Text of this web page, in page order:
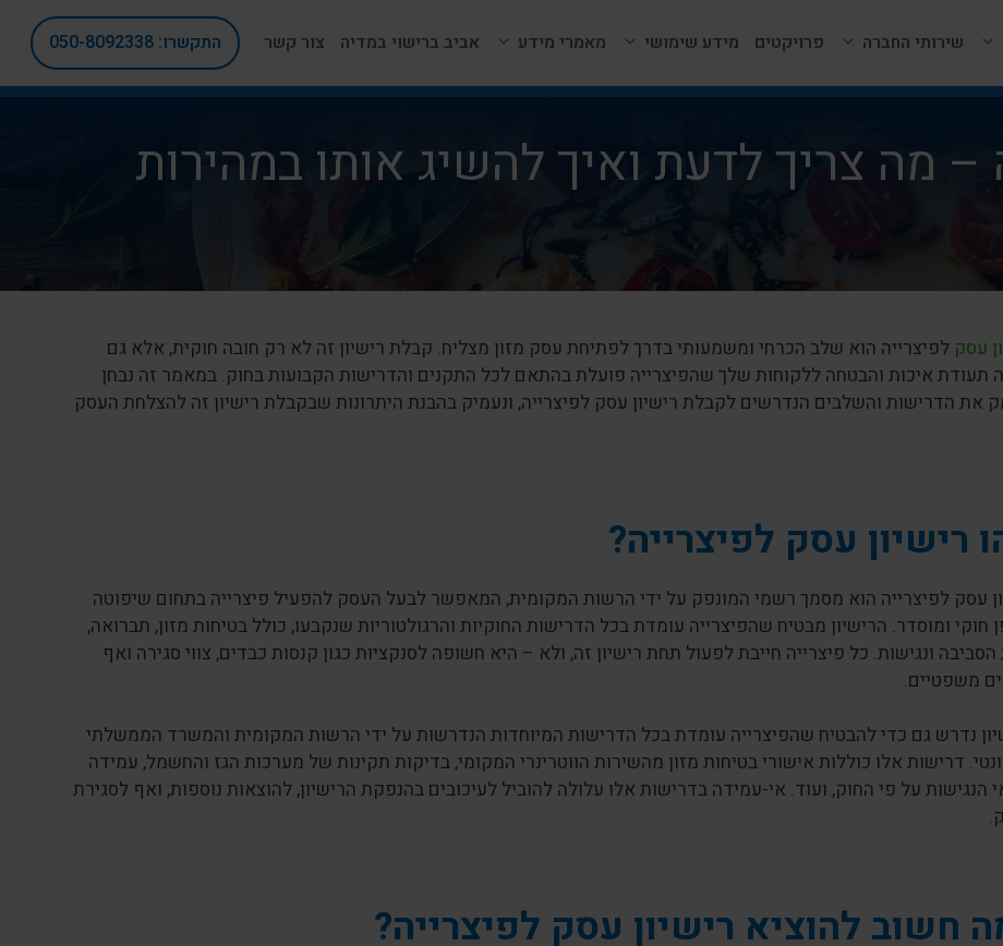
שירותי החברה פרויקטים מידע שימושי מאמרי מידע אביב ברישוי במדיה צור קשר התקשרו: 050-8092338
– מה צריך לדעת ואיך להשיג אותו במהירות
עסק לפיצרייה הוא שלב הכרחי ומשמעותי בדרך לפתיחת עסק מזון מצליח. קבלת רישיון זה לא רק חובה חוקית, אלא גם
תעודת איכות והבטחה ללקוחות שלך שהפיצרייה פועלת בהתאם לכל התקנים והדרישות הקבועות בחוק. במאמר זה נבחן
את הדרישות והשלבים הנדרשים לקבלת רישיון עסק לפיצרייה, ונעמיק בהבנת היתרונות שבקבלת רישיון זה להצלחת העסק
רישיון עסק לפיצרייה?
עסק לפיצרייה הוא מסמך רשמי המונפק על ידי הרשות המקומית, המאפשר לבעל העסק להפעיל פיצרייה בתחום שיפוטה
חוקי ומוסדר. הרישיון מבטיח שהפיצרייה עומדת בכל הדרישות החוקיות והרגולטוריות שנקבעו, כולל בטיחות מזון, תברואה,
הסביבה ונגישות. כל פיצרייה חייבת לפעול תחת רישיון זה, ולא – היא חשופה לסנקציות כגון קנסות כבדים, צווי סגירה ואף
משפטיים.
נדרש גם כדי להבטיח שהפיצרייה עומדת בכל הדרישות המיוחדות הנדרשות על ידי הרשות המקומית והמשרד הממשלתי
דרישות אלו כוללות אישורי בטיחות מזון מהשירות הווטרינרי המקומי, בדיקות תקינות של מערכות הגז והחשמל, עמידה
הנגישות על פי החוק, ועוד. אי-עמידה בדרישות אלו עלולה להוביל לעיכובים בהנפקת הרישיון, להוצאות נוספות, ואף לסגירת
חשוב להוציא רישיון עסק לפיצרייה?